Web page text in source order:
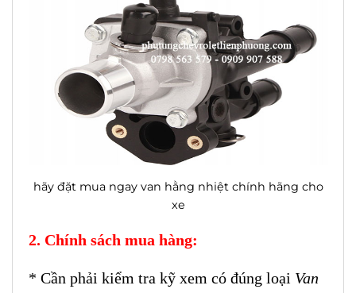
hãy đặt mua ngay van hằng nhiệt chính hãng cho
xe
2. Chính sách mua hàng:
* Cần phải kiểm tra kỹ xem có đúng loại Van